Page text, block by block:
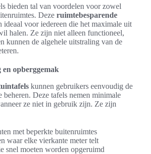
bieden tal van voordelen voor zowel
Deze ruimtebesparende
ideaal voor iedereen die het maximale uit
halen. Ze zijn niet alleen functioneel,
kunnen de algehele uitstraling van de
opberggemak
kunnen gebruikers eenvoudig de
beheren. Deze tafels nemen minimale
ze niet in gebruik zijn. Ze zijn
met beperkte buitenruimtes
waar elke vierkante meter telt
snel moeten worden opgeruimd